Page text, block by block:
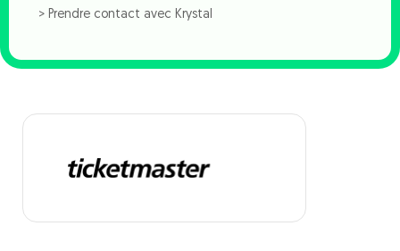
> Prendre contact avec Krystal